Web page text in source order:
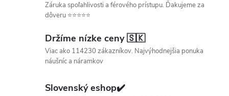
Záruka spoľahlivosti a férového prístupu. Ďakujeme za
dôveru ⭐⭐⭐⭐⭐
Držíme nízke ceny 🇸🇰
Viac ako 114230 zákazníkov. Najvýhodnejšia ponuka
náušníc a náramkov
Slovenský eshop✔️